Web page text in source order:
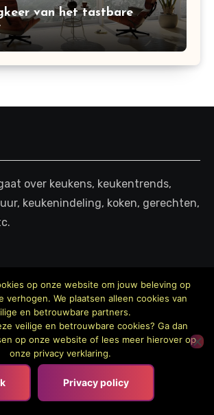
van het tastbare
over keukens, keukentrends,
keukenindeling, koken, gerechten,
netjes weg in
op onze website om jouw beleving op
verhogen. We plaatsen alleen cookies van
en betrouwbare partners.
veilige en betrouwbare cookies? Ga dan
op onze website of lees meer hierover op
onze privacy verklaring.
Privacy policy